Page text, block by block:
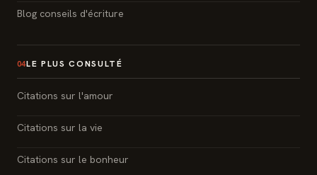
Blog conseils d'écriture
04LE PLUS CONSULTÉ
Citations sur l'amour
Citations sur la vie
Citations sur le bonheur